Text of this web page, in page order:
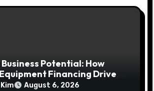
Potential: How
Financing Drives
Draining Cash
August 6, 2026